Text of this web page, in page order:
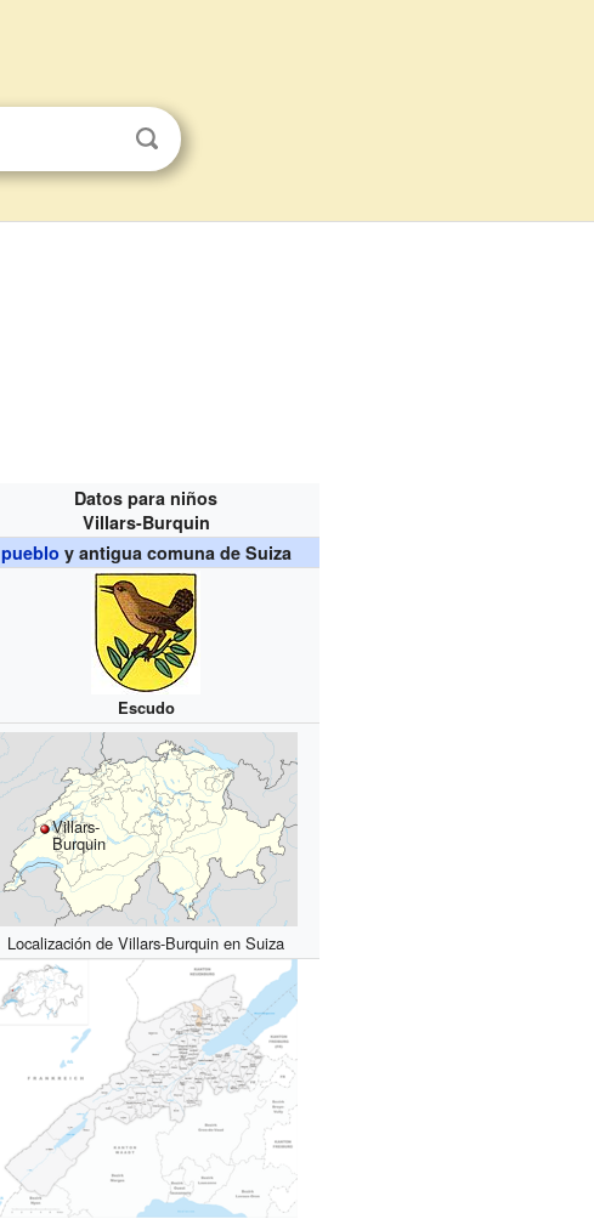
Datos para niños
Villars-Burquin
pueblo y antigua comuna de Suiza
Escudo
Villars-
Burquin
Localización de Villars-Burquin en Suiza